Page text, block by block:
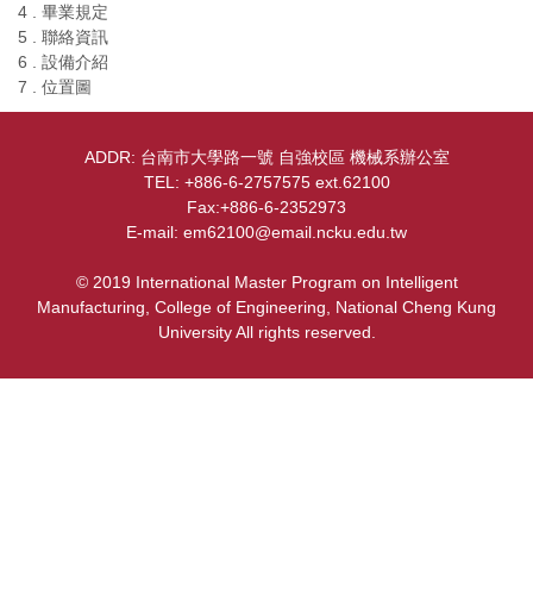
聯絡資訊
設備介紹
4 . 畢業規定
5 . 聯絡資訊
6 . 設備介紹
7 . 位置圖
ADDR: 台南市大學路一號 自強校區 機械系辦公室
TEL: +886-6-2757575 ext.62100
Fax:+886-6-2352973
E-mail: em62100@email.ncku.edu.tw
© 2019 International Master Program on Intelligent
Manufacturing, College of Engineering, National Cheng Kung
University All rights reserved.